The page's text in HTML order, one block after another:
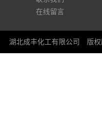
在线留言
湖北成丰化工有限公司 版